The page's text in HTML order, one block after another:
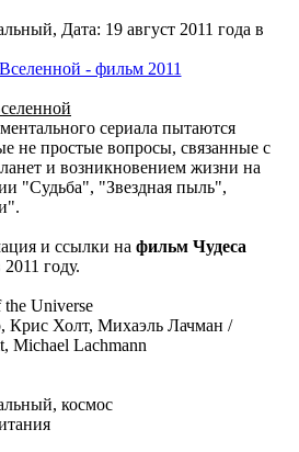
Дата: 19 август 2011 года в
сериала пытаются
не простые вопросы, связанные с
и возникновением жизни на
"Cудьба", "Звездная пыль",
и ссылки на фильм Чудеса
году.
Universe
Крис Холт, Михаэль Лачман /
Michael Lachmann
космос